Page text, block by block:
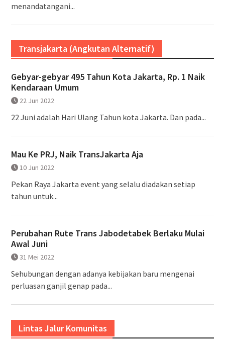
menandatangani...
Transjakarta (Angkutan Alternatif)
Gebyar-gebyar 495 Tahun Kota Jakarta, Rp. 1 Naik
Kendaraan Umum
22 Jun 2022
22 Juni adalah Hari Ulang Tahun kota Jakarta. Dan pada...
Mau Ke PRJ, Naik TransJakarta Aja
10 Jun 2022
Pekan Raya Jakarta event yang selalu diadakan setiap
tahun untuk...
Perubahan Rute Trans Jabodetabek Berlaku Mulai
Awal Juni
31 Mei 2022
Sehubungan dengan adanya kebijakan baru mengenai
perluasan ganjil genap pada...
Lintas Jalur Komunitas